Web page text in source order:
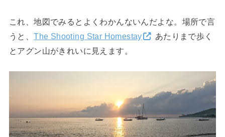
これ、地図でみるとよくわかんないんだよな。場所で言
うと、The Shooting Star Homestay
あたりまで歩く
とアグン山がきれいに見えます。